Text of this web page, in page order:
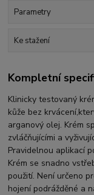
Parametry
Ke stažení
Kompletní
​Klinicky testovaný
kůže bez
arganový olej. Krém
zvláčňujícími a
Pravidelnou aplikací
Krém se snadno
použití. Není určeno
hojení podrážděné a